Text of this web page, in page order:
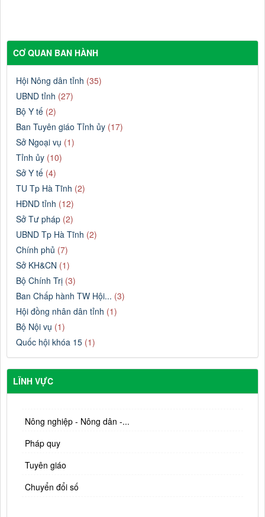
CƠ QUAN BAN HÀNH
Hội Nông dân tỉnh (35)
UBND tỉnh (27)
Bộ Y tế (2)
Ban Tuyên giáo Tỉnh ủy (17)
Sở Ngoại vụ (1)
Tỉnh ủy (10)
Sở Y tế (4)
TU Tp Hà Tĩnh (2)
HĐND tỉnh (12)
Sở Tư pháp (2)
UBND Tp Hà Tĩnh (2)
Chính phủ (7)
Sở KH&CN (1)
Bộ Chính Trị (3)
Ban Chấp hành TW Hội... (3)
Hội đồng nhân dân tỉnh (1)
Bộ Nội vụ (1)
Quốc hội khóa 15 (1)
LĨNH VỰC
Nông nghiệp - Nông dân -...
Pháp quy
Tuyên giáo
Chuyển đổi số